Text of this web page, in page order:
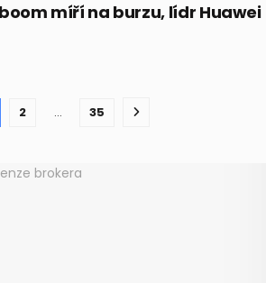
míří na burzu, lídr Huawei
2 … 35